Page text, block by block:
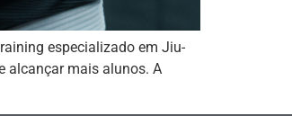
especializado em Jiu-
alcançar mais alunos. A